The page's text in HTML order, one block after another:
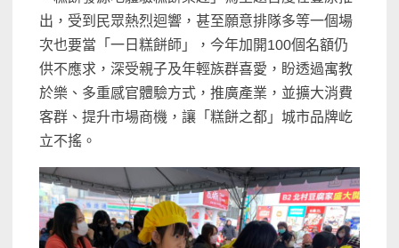
出，受到民眾熱烈迴響，甚至願意排隊多等一個場
次也要當「一日糕餅師」，今年加開100個名額仍
供不應求，深受親子及年輕族群喜愛，盼透過寓教
於樂、多重感官體驗方式，推廣產業，並擴大消費
客群、提升市場商機，讓「糕餅之都」城市品牌屹
立不搖。